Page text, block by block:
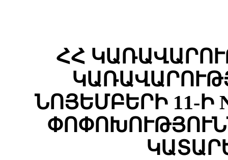
ՀՀ
ՆՈՅԵՄԲԵՐԻ 11-Ի